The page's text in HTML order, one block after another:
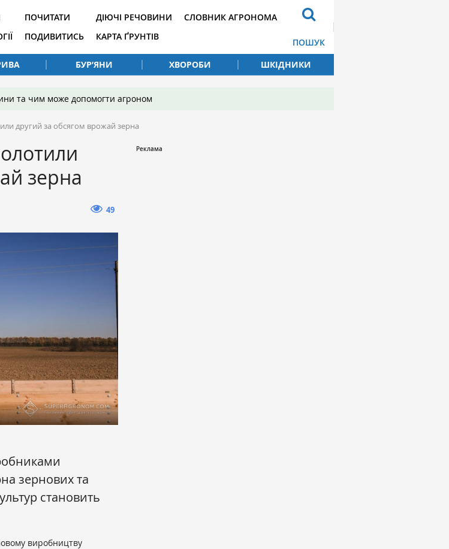
ПОЧИТАТИ
ПОДИВИТИСЬ
ДІЮЧІ РЕЧОВИНИ
КАРТА ҐРУНТІВ
СЛОВНИК АГРОНОМА
ПОШУК
БУР’ЯНИ ХВОРОБИ ШКІДНИКИ
та чим може допомогти агроном
другий за обсягом врожай зерна
зерна
49
зернових та
становить
виробництву